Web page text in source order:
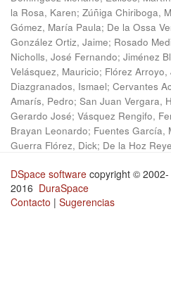
la Rosa, Karen; Zúñiga Chiriboga,
Gómez, María Paula; De la Ossa
González Ortiz, Jaime; Rosado
Nicholls, José Fernando; Jiménez
Velásquez, Mauricio; Flórez Arroyo,
Diazgranados, Ismael; Cervantes
Amarís, Pedro; San Juan Vergara,
Gerardo José; Vásquez Rengifo,
Brayan Leonardo; Fuentes García,
Guerra Flórez, Dick; De la Hoz
DSpace software copyright © 2002-
2016 DuraSpace
Contacto | Sugerencias